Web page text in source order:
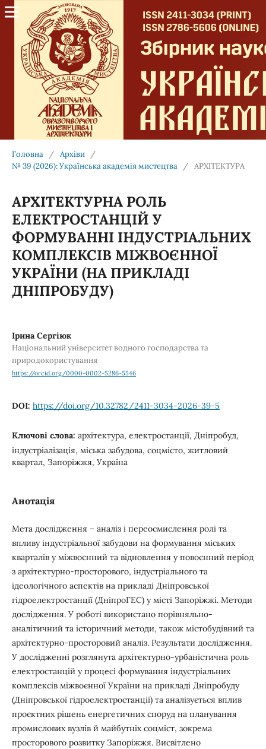
Головна / Архіви
/
№ 39 (2026): Українська академія мистецтва
/ АРХІТЕКТУРА
АРХІТЕКТУРНА РОЛЬ
ЕЛЕКТРОСТАНЦІЙ У
ФОРМУВАННІ ІНДУСТРІАЛЬНИХ
КОМПЛЕКСІВ МІЖВОЄННОЇ
УКРАЇНИ (НА ПРИКЛАДІ
ДНІПРОБУДУ)
Ірина Сергіюк
Національний університет водного господарства та
природокористування
https://orcid.org/0000-0002-5286-5546
DOI: https://doi.org/10.32782/2411-3034-2026-39-5
Ключові слова: архітектура, електростанції, Дніпробуд,
індустріалізація, міська забудова, соцмісто, житловий
квартал, Запоріжжя, Україна
Анотація
Мета дослідження – аналіз і переосмислення ролі та
впливу індустріальної забудови на формування міських
кварталів у міжвоєнний та відновлення у повоєнний період
з архітектурно-просторового, індустріального та
ідеологічного аспектів на прикладі Дніпровської
гідроелектростанції (ДніпроГЕС) у місті Запоріжжі. Методи
дослідження. У роботі використано порівняльно-
аналітичний та історичний методи, також містобудівний та
архітектурно-просторовий аналіз. Результати дослідження.
У дослідженні розглянута архітектурно-урбаністична роль
електростанцій у процесі формування індустріальних
комплексів міжвоєнної України на прикладі Дніпробуду
(Дніпровської гідроелектростанції) та аналізується вплив
проєктних рішень енергетичних споруд на планування
промислових вузлів й майбутніх соцміст, зокрема
просторового розвитку Запоріжжя. Висвітлено